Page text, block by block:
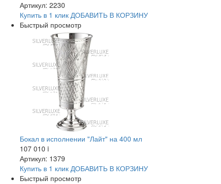
Артикул: 2230
Купить в 1 клик ДОБАВИТЬ В КОРЗИНУ
Быстрый просмотр
Бокал в исполнении "Лайт" на 400 мл
107 010 i
Артикул: 1379
Купить в 1 клик ДОБАВИТЬ В КОРЗИНУ
Быстрый просмотр